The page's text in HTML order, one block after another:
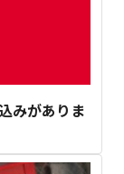
みがありま